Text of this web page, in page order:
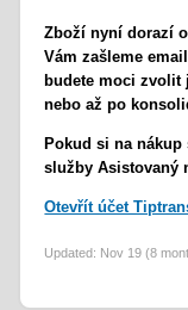
Zboží nyní dorazí
Vám zašleme
budete moci zvolit
nebo až po
Pokud si na
služby Asistovaný
Otevřít účet
Updated: Nov 19 (8